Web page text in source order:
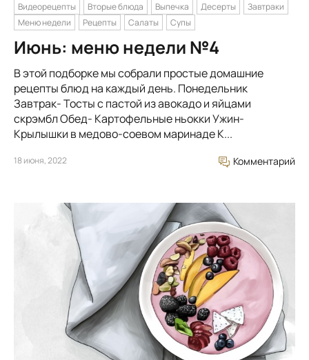
Видеорецепты Вторые блюда Выпечка Десерты
Завтраки
Меню недели
Рецепты Салаты Супы
Июнь: меню недели №4
В этой подборке мы собрали простые домашние
рецепты блюд на каждый день. Понедельник
Завтрак- Тосты с пастой из авокадо и яйцами
скрэмбл Обед- Картофельные ньокки Ужин-
Крылышки в медово-соевом маринаде К...
18 июня, 2022 Комментарий